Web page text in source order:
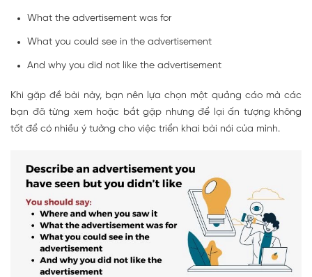
What the advertisement was for
What you could see in the advertisement
And why you did not like the advertisement
Khi gặp đề bài này, bạn nên lựa chọn một quảng cáo mà các
bạn đã từng xem hoặc bắt gặp nhưng để lại ấn tượng không
tốt để có nhiều ý tưởng cho việc triển khai bài nói của mình.